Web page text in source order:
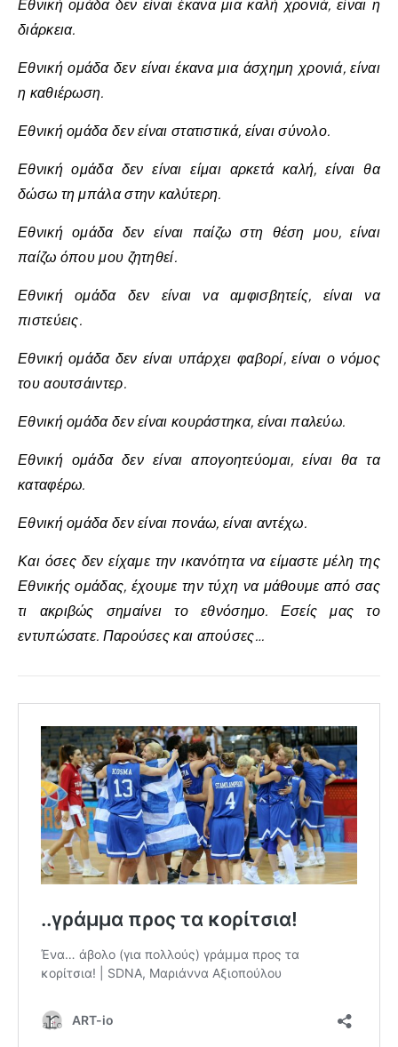
Εθνική ομάδα δεν είναι έκανα μια καλή χρονιά, είναι η
διάρκεια.
Εθνική ομάδα δεν είναι έκανα μια άσχημη χρονιά, είναι
η καθιέρωση.
Εθνική ομάδα δεν είναι στατιστικά, είναι σύνολο.
Εθνική ομάδα δεν είναι είμαι αρκετά καλή, είναι θα
δώσω τη μπάλα στην καλύτερη.
Εθνική ομάδα δεν είναι παίζω στη θέση μου, είναι
παίζω όπου μου ζητηθεί.
Εθνική ομάδα δεν είναι να αμφισβητείς, είναι να
πιστεύεις.
Εθνική ομάδα δεν είναι υπάρχει φαβορί, είναι ο νόμος
του αουτσάιντερ.
Εθνική ομάδα δεν είναι κουράστηκα, είναι παλεύω.
Εθνική ομάδα δεν είναι απογοητεύομαι, είναι θα τα
καταφέρω.
Εθνική ομάδα δεν είναι πονάω, είναι αντέχω.
Και όσες δεν είχαμε την ικανότητα να είμαστε μέλη της
Εθνικής ομάδας, έχουμε την τύχη να μάθουμε από σας
τι ακριβώς σημαίνει το εθνόσημο. Εσείς μας το
εντυπώσατε. Παρούσες και απούσες…